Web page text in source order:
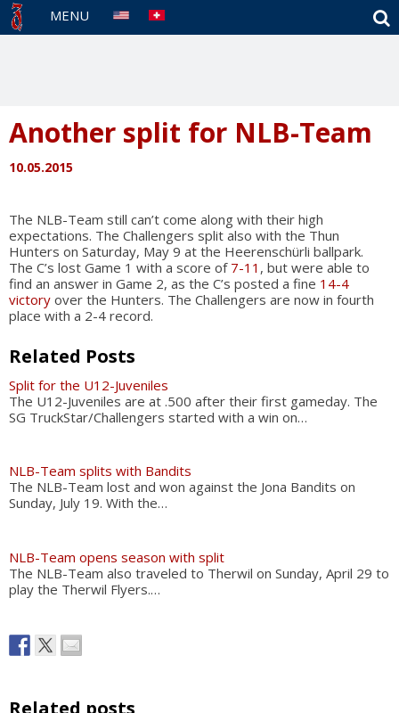
MENU
Another split for NLB-Team
10.05.2015
The NLB-Team still can’t come along with their high
expectations. The Challengers split also with the Thun
Hunters on Saturday, May 9 at the Heerenschürli ballpark.
The C’s lost Game 1 with a score of 7-11 , but were able to
find an answer in Game 2, as the C’s posted a fine 14-4
victory over the Hunters. The Challengers are now in fourth
place with a 2-4 record.
Related Posts
Split for the U12-Juveniles
The U12-Juveniles are at .500 after their first gameday. The
SG TruckStar/Challengers started with a win on…
NLB-Team splits with Bandits
The NLB-Team lost and won against the Jona Bandits on
Sunday, July 19. With the…
NLB-Team opens season with split
The NLB-Team also traveled to Therwil on Sunday, April 29 to
play the Therwil Flyers.…
Related posts